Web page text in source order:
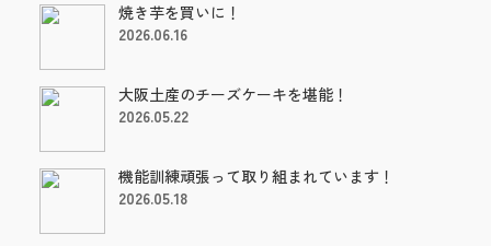
焼き芋を買いに！
2026.06.16
大阪土産のチーズケーキを堪能！
2026.05.22
機能訓練頑張って取り組まれています！
2026.05.18